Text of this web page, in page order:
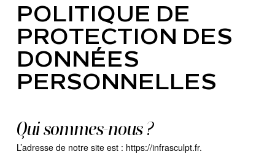
POLITIQUE DE
PROTECTION DES
DONNÉES
PERSONNELLES
Qui sommes-nous ?
L’adresse de notre site est : https://infrasculpt.fr.